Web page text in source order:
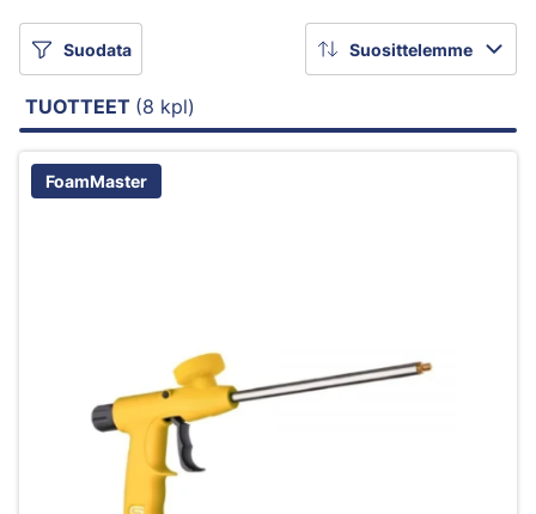
Suodata Suosittelemme
TUOTTEET (8 kpl)
FoamMaster